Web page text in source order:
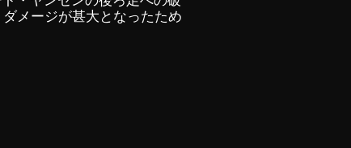
メージが甚大となったため